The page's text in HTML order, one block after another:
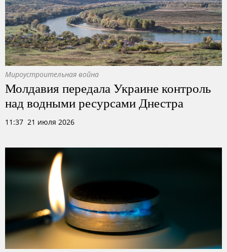
Мироустроительная война
Молдавия передала Украине контроль
над водными ресурсами Днестра
11:37 21 июля 2026